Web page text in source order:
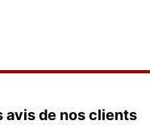
avis de nos clients